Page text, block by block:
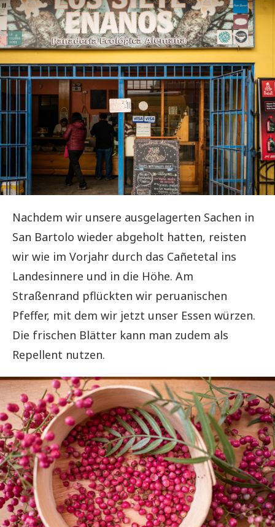
Nachdem wir unsere ausgelagerten Sachen in
San Bartolo wieder abgeholt hatten, reisten
wir wie im Vorjahr durch das Cañetetal ins
Landesinnere und in die Höhe. Am
Straßenrand pflückten wir peruanischen
Pfeffer, mit dem wir jetzt unser Essen würzen.
Die frischen Blätter kann man zudem als
Repellent nutzen.